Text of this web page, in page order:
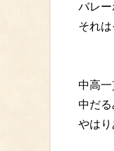
バレ
それ
中高
中だ
やはり